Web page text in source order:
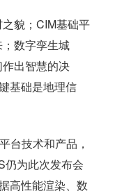
貌；CIM基础平
数字孪生城
出智慧的决
基础是地理信
台技术和产品，
仍为此次发布会
高性能渲染、数